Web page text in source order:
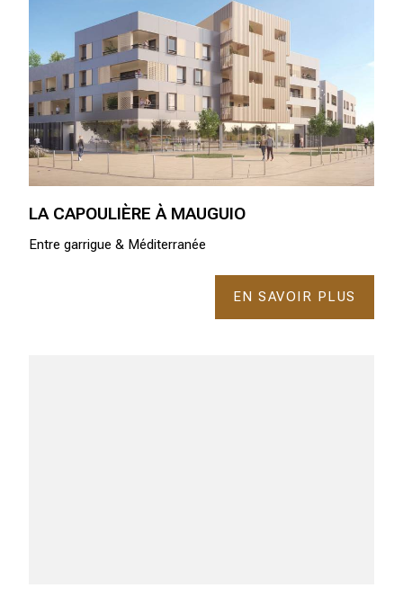
LA CAPOULIÈRE À MAUGUIO
Entre garrigue & Méditerranée
EN SAVOIR PLUS